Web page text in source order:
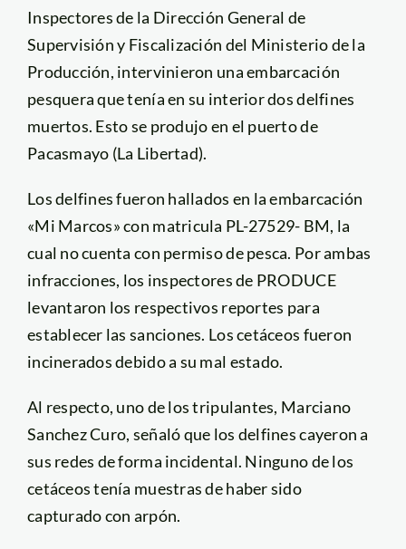
Inspectores de la Dirección General de
Supervisión y Fiscalización del Ministerio de la
Producción, intervinieron una embarcación
pesquera que tenía en su interior dos delfines
muertos. Esto se produjo en el puerto de
Pacasmayo (La Libertad).
Los delfines fueron hallados en la embarcación
«Mi Marcos» con matricula PL-27529- BM, la
cual no cuenta con permiso de pesca. Por ambas
infracciones, los inspectores de PRODUCE
levantaron los respectivos reportes para
establecer las sanciones. Los cetáceos fueron
incinerados debido a su mal estado.
Al respecto, uno de los tripulantes, Marciano
Sanchez Curo, señaló que los delfines cayeron a
sus redes de forma incidental. Ninguno de los
cetáceos tenía muestras de haber sido
capturado con arpón.